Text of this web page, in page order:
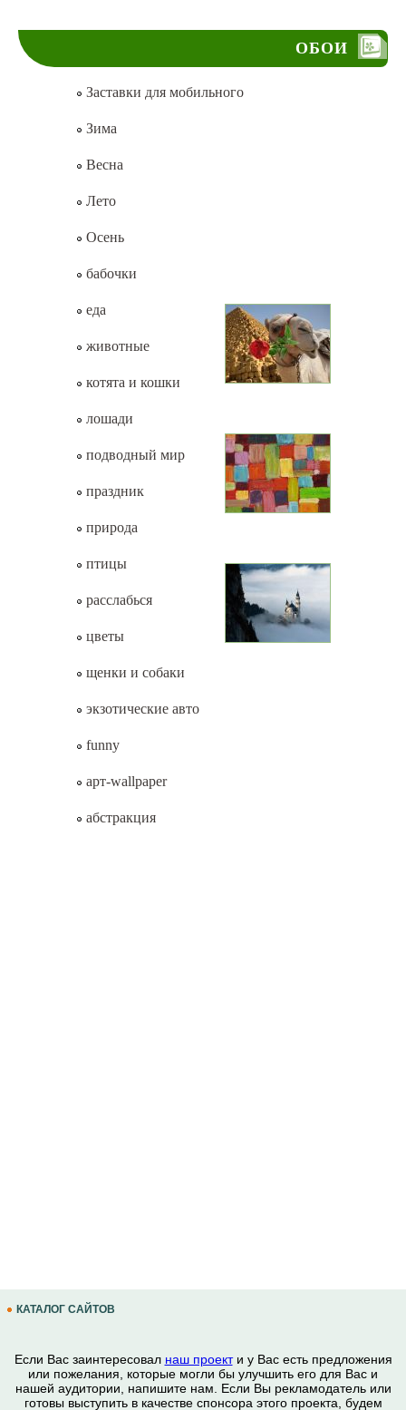
ОБОИ
Заставки для мобильного
Зима
Весна
Лето
Осень
бабочки
еда
животные
котята и кошки
лошади
подводный мир
праздник
природа
птицы
расслабься
цветы
щенки и собаки
экзотические авто
funny
арт-wallpaper
абстракция
КАТАЛОГ САЙТОВ
Если Вас заинтересовал наш проекти у Вас есть предложения
или пожелания, которые могли бы улучшить его для Вас и
нашей аудитории, напишите нам. Если Вы рекламодатель или
готовы выступить в качестве спонсора этого проекта, будем